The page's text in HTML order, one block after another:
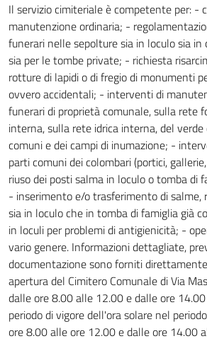
Il servizio cimiteriale è competente per: -
manutenzione ordinaria; -
funerari nelle sepolture sia in loculo sia in
sia per le tombe private; - richiesta
rotture di lapidi o di fregio di monumenti
ovvero accidentali; - interventi di
funerari di proprietà comunale, sulla rete
interna, sulla rete idrica interna, del
comuni e dei campi di inumazione; -
parti comuni dei colombari (portici,
riuso dei posti salma in loculo o tomba di
- inserimento e/o trasferimento di salme,
sia in loculo che in tomba di famiglia già
in loculi per problemi di antigienicità; -
vario genere. Informazioni dettagliate,
documentazione sono forniti
apertura del Cimitero Comunale di Via
dalle ore 8.00 alle 12.00 e dalle ore
periodo di vigore dell'ora solare nel
ore 8.00 alle ore 12.00 e dalle ore 14.00